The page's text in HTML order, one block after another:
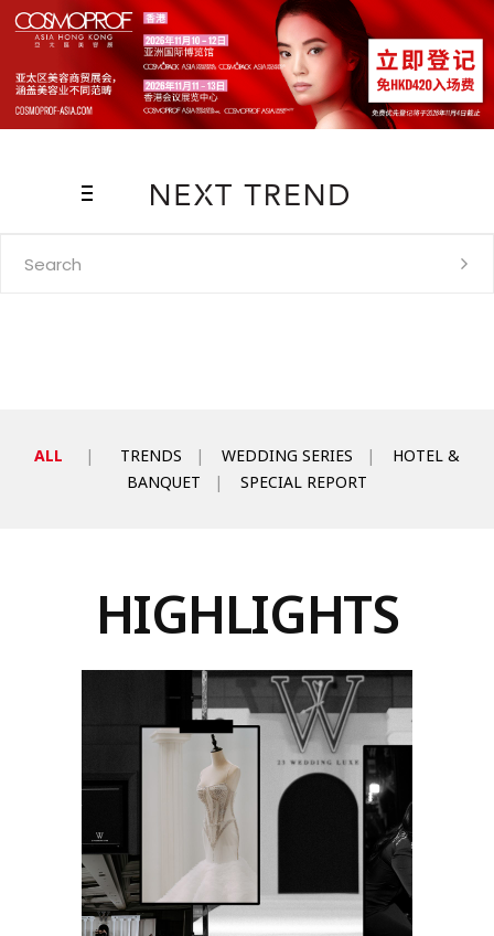
ALL | TRENDS | WEDDING SERIES |
HOTEL &
BANQUET
| SPECIAL REPORT
HIGHLIGHTS